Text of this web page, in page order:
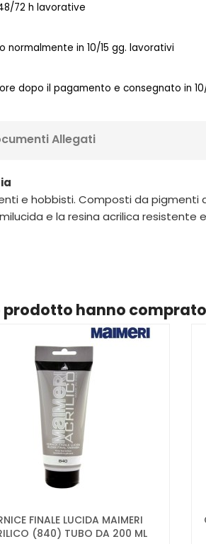
72 h lavorative
normalmente in 10/15 gg. lavorativi
dopo il pagamento e consegnato in
Allegati
e hobbisti. Composti da
e la resina acrilica
hanno
FINALE LUCIDA MAIMERI
(840) TUBO DA 200 ML